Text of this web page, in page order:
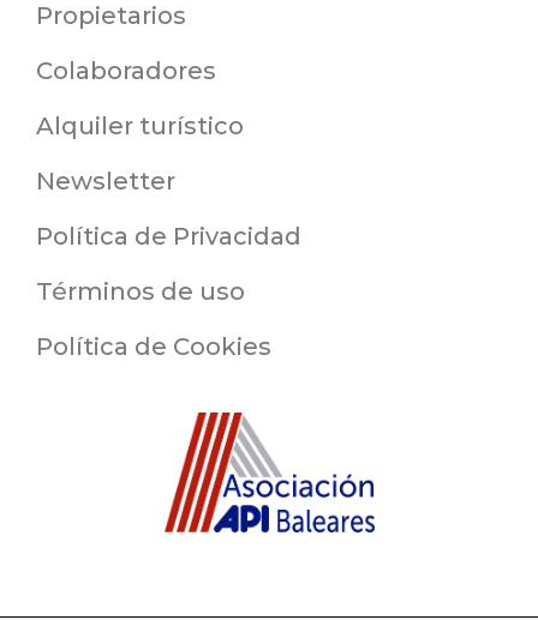
Propietarios
Colaboradores
Alquiler turístico
Newsletter
Política de Privacidad
Términos de uso
Política de Cookies